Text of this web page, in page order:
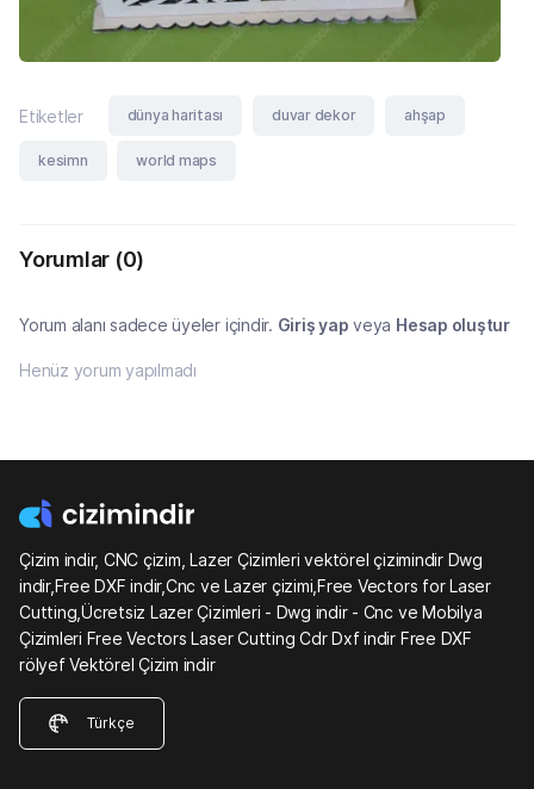
Etiketler dünya haritası duvar dekor ahşap
kesimn world maps
Yorumlar (0)
Yorum alanı sadece üyeler içindir. Giriş yap veya Hesap oluştur
Henüz yorum yapılmadı
Çizim indir, CNC çizim, Lazer Çizimleri vektörel çizimindir Dwg
indir,Free DXF indir,Cnc ve Lazer çizimi,Free Vectors for Laser
Cutting,Ücretsiz Lazer Çizimleri - Dwg indir - Cnc ve Mobilya
Çizimleri Free Vectors Laser Cutting Cdr Dxf indir Free DXF
rölyef Vektörel Çizim indir
Türkçe